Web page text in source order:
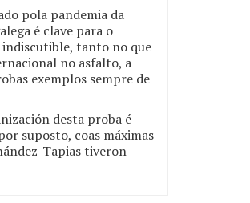
pola pandemia da
é clave para o
indiscutible, tanto no que
no asfalto, a
exemplos sempre de
desta proba é
suposto, coas máximas
Tapias tiveron